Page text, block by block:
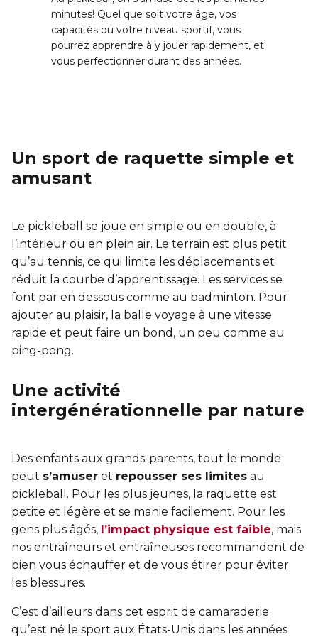
Sauvetage
ÉCHANGES CULTURELS
minutes! Quel que soit votre âge, vos
capacités ou votre niveau sportif, vous
pourrez apprendre à y jouer rapidement, et
vous perfectionner durant des années.
Un sport de raquette simple et
amusant
Le pickleball se joue en simple ou en double, à
l’intérieur ou en plein air. Le terrain est plus petit
qu’au tennis, ce qui limite les déplacements et
réduit la courbe d’apprentissage. Les services se
font par en dessous comme au badminton. Pour
ajouter au plaisir, la balle voyage à une vitesse
rapide et peut faire un bond, un peu comme au
ping-pong.
Une activité
intergénérationnelle par nature
Des enfants aux grands-parents, tout le monde
peut s’amuser et repousser ses limites au
pickleball. Pour les plus jeunes, la raquette est
petite et légère et se manie facilement. Pour les
gens plus âgés, l’impact physique est faible, mais
nos entraîneurs et entraîneuses recommandent de
bien vous échauffer et de vous étirer pour éviter
les blessures.
C’est d’ailleurs dans cet esprit de camaraderie
qu’est né le sport aux États-Unis dans les années